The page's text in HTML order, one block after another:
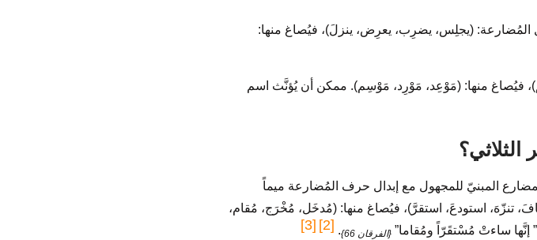
المُضارعة: (يجلِس، يضرِب، يعرِض، ينزلَ)، فيُصاغ منها:
فيُصاغ منها: (مَوْعِد، مَوْرِد، مَوْسِم). ممكن أن يُؤنَّث اسم
المبنيّ للمجهول مع إبدال حرف المُضارعة ميماً
تنزّهَ، استودعَ، استقرَّ)، فيُصاغ منها: (مُدخَل، مُخْرَج، مُقام،
ساءتْ مُسْتقَرّاً ومُقاما” {الفرقان 66} .
[2]
[3]